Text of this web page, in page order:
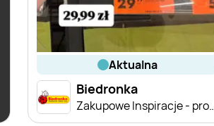
aktualna
Biedronka
Zakupowe Inspiracje -